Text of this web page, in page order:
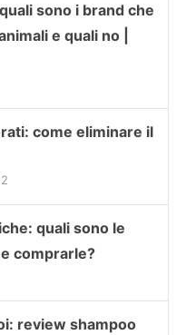
sono i brand che
e quali no |
come eliminare il
quali sono le
comprarle?
review shampoo